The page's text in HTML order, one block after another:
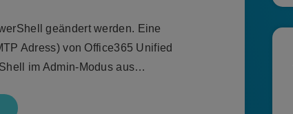
geändert werden. Eine
Adress) von Office365 Unified
im Admin-Modus aus…